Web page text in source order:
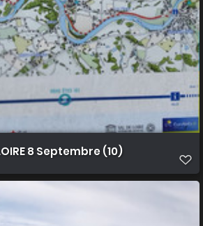
8 Septembre (10)